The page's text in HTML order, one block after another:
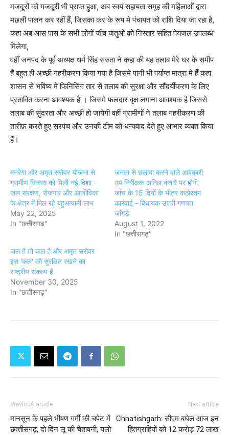
मजदूरों को मजदूरी भी प्राप्त हुआ, अब स्वयं सहायता समूह की महिलाओं द्वारा
मछली पालन कर रहीं हैँ, जिसका कर के रूप मे पंचायत को राशि दिया जा रहा है,
कहा अब आस पास के सभी लोगों जीव जंतुओ को निस्तार सहित पेयजल उपलब्ध
मिलेगा,
वहीं जनपद के पूर्व अध्यक्ष धर्म सिंह सरुता ने कहा की यह तलाब मेरे घर के समीप
हैँ बहुत ही अच्छी गहरीकरण किया गया है जिसमे पानी भी पर्याप्त मात्रा मे हैँ कहा
शासन से भविष्य मे फिनिसिंग तार से तलाब की सुरक्षा और सौंदर्यीकरण के लिए
प्रतावित करना आवश्यक है । जिसमे फलदार वृक्ष लगाना आवश्यक है जिससे
तलाब की सुंदरता और अच्छी हो जायेगी वहीं ग्रामीणों ने तलाब गहरीकरण की
तारीफ़ करते हुए सरपंच और उनकी टीम को धन्यवाद देते हुए आभार व्यक्त किया
हैँ।
मनरेगा और अमृत सरोवर योजना से
ग्रामीण विकास को मिली नई दिशा -
जल संरक्षण, रोजगार और आजीविका
के क्षेत्र में मिल रहे बहुआयामी लाभ
May 22, 2025
In "छत्तीसगढ़"
जनता से छलावा करने वाले आबकारी
उप निरीक्षक अनिल बंजारे पर होगी
जांच के 15 दिनों के भीतर कठोरतम
कार्रवाई - विधायक उत्तरी गणपत
जांगड़े
August 1, 2022
In "छत्तीसगढ़"
जल है तो कल है और अमृत सरोवर
इस 'कल' को सुरक्षित रखने का
राष्ट्रीय संकल्प है
November 30, 2025
In "छत्तीसगढ़"
Previous article
मानसून के पहले भीषण गर्मी की चपेट में
छत्‍तीसगढ़, दो दिन लू की चेतावनी, यलो
Next article
Chhatishgarh: सीएम बघेल आज इन
हितग्राहियों को 12 करोड़ 72 लाख